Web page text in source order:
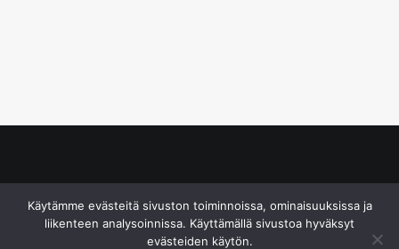
Käytämme evästeitä sivuston toiminnoissa, ominaisuuksissa ja
liikenteen analysoinnissa. Käyttämällä sivustoa hyväksyt
evästeiden käytön.